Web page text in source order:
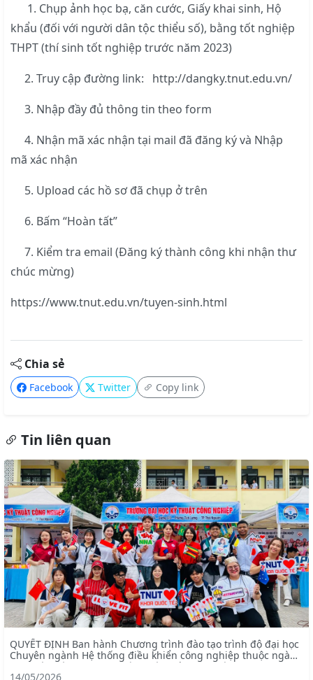
1. Chụp ảnh học bạ, căn cước, Giấy khai sinh, Hộ
khẩu (đối với người dân tộc thiểu số), bằng tốt nghiệp
THPT (thí sinh tốt nghiệp trước năm 2023)
2. Truy cập đường link: http://dangky.tnut.edu.vn/
3. Nhập đầy đủ thông tin theo form
4. Nhận mã xác nhận tại mail đã đăng ký và Nhập
mã xác nhận
5. Upload các hồ sơ đã chụp ở trên
6. Bấm “Hoàn tất”
7. Kiểm tra email (Đăng ký thành công khi nhận thư
chúc mừng)
https://www.tnut.edu.vn/tuyen-sinh.html
Chia sẻ
Facebook Twitter Copy link
Tin liên quan
QUYẾT ĐỊNH Ban hành Chương trình đào tạo trình độ đại học
Chuyên ngành Hệ thống điều khiển công nghiệp thuộc ngành
Kỹ thuật điện – chương trình tiên tiến (mã ngành: 7905228)
14/05/2026